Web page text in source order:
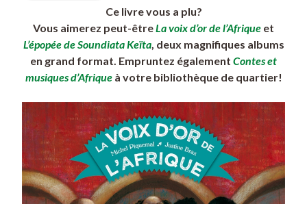
Ce livre vous a plu?
Vous aimerez peut-êtreLa voix d’or de l’Afrique et
L’épopée de Soundiata Keïta, deux magnifiques albums
en grand format. Empruntez également Contes et
musiques d’Afriqueà votre bibliothèque de quartier!